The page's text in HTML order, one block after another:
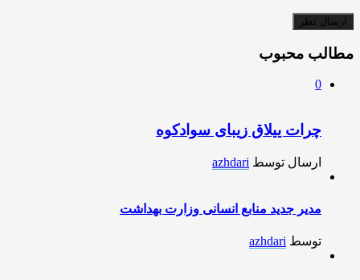
مطالب محبوب
0
چرات ییلاق زیبای سوادکوه
ارسال توسط azhdari
مدیر جدید منابع انسانی وزارت بهداشت
توسط azhdari